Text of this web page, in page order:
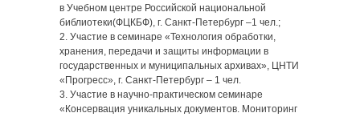
в Учебном центре Российской национальной
библиотеки(ФЦКБФ), г. Санкт-Петербург –1 чел.;
2. Участие в семинаре «Технология обработки,
хранения, передачи и защиты информации в
государственных и муниципальных архивах», ЦНТИ
«Прогресс», г. Санкт-Петербург – 1 чел.
3. Участие в научно-практическом семинаре
«Консервация уникальных документов. Мониторинг